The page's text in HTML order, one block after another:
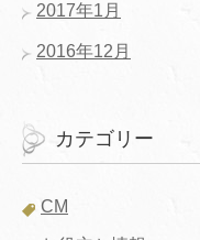
2017年1月
2016年12月
カテゴリー
CM